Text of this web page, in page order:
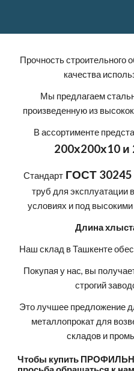
Прочность строительного
качества
Мы предлагаем
произведенную из
В ассортименте
200х200х10
СтандартГОСТ 30245
труб для эксплуатации
условиях и под высокими
Длина
Наш склад в Ташкенте
Покупая у нас, вы
строгий
Это лучшее предложение
металлопрокат для
складов и
Чтобы купить